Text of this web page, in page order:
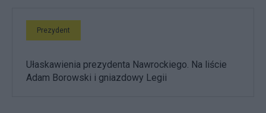
Prezydent
Ułaskawienia prezydenta Nawrockiego. Na liście
Adam Borowski i gniazdowy Legii